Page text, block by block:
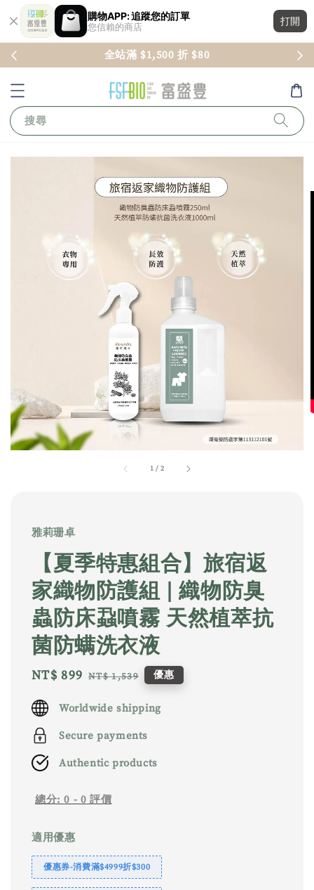
購物APP: 追蹤您的訂單
您信賴的商店
打開
全站滿 $1,500 折 $80
搜尋
1 / 2
雅莉珊卓
【夏季特惠組合】旅宿返
家織物防護組 | 織物防臭
蟲防床蝨噴霧 天然植萃抗
菌防螨洗衣液
Sale
NT$ 899 Regular
NT$ 1,539 優惠
Worldwide shipping
Secure payments
Authentic products
總分:0 - 0 評價
適用優惠
優惠券-消費滿$4999折$300